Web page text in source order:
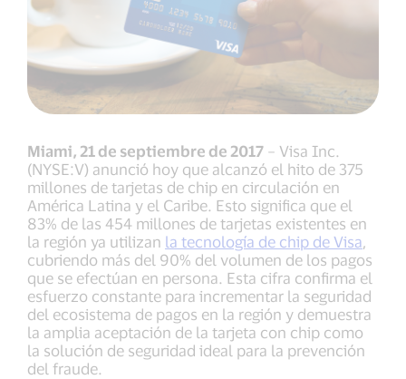
Miami, 21 de septiembre de 2017 – Visa Inc.
(NYSE:V) anunció hoy que alcanzó el hito de 375
millones de tarjetas de chip en circulación en
América Latina y el Caribe. Esto significa que el
83% de las 454 millones de tarjetas existentes en
la región ya utilizan la tecnología de chip de Visa,
cubriendo más del 90% del volumen de los pagos
que se efectúan en persona. Esta cifra confirma el
esfuerzo constante para incrementar la seguridad
del ecosistema de pagos en la región y demuestra
la amplia aceptación de la tarjeta con chip como
la solución de seguridad ideal para la prevención
del fraude.